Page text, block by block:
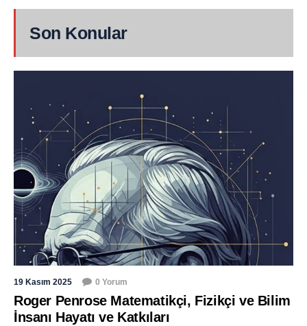
Son Konular
19 Kasım 2025 0 Yorum
Roger Penrose Matematikçi, Fizikçi ve Bilim
İnsanı Hayatı ve Katkıları